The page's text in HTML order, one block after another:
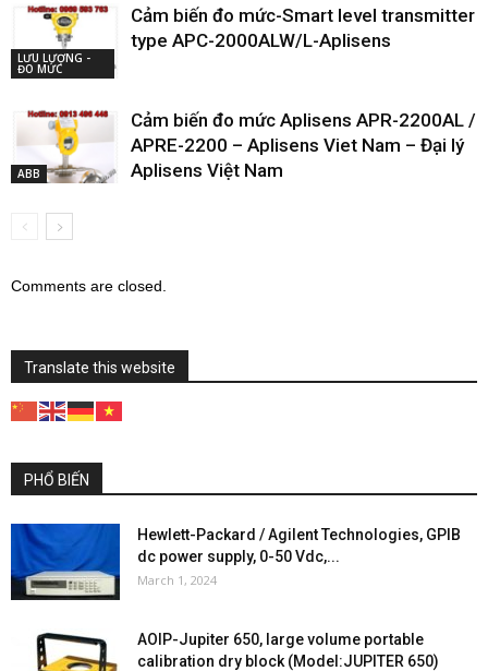
LƯU LƯỢNG -
ĐO MỨC
Cảm biến đo mức-Smart level transmitter
type APC-2000ALW/L-Aplisens
ABB
Cảm biến đo mức Aplisens APR-2200AL /
APRE-2200 – Aplisens Viet Nam – Đại lý
Aplisens Việt Nam
Comments are closed.
Translate this website
PHỔ BIẾN
Hewlett-Packard / Agilent Technologies, GPIB
dc power supply, 0-50 Vdc,...
March 1, 2024
AOIP-Jupiter 650, large volume portable
calibration dry block (Model:JUPITER 650)